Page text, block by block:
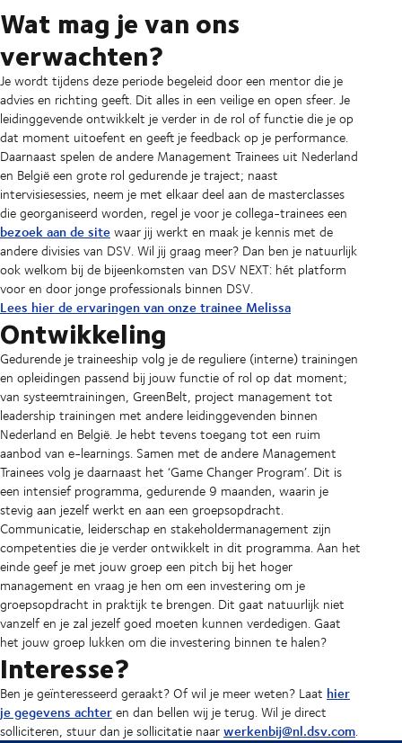
Wat mag je van ons
verwachten?
Je wordt tijdens deze periode begeleid door een mentor die je
advies en richting geeft. Dit alles in een veilige en open sfeer. Je
leidinggevende ontwikkelt je verder in de rol of functie die je op
dat moment uitoefent en geeft je feedback op je performance.
Daarnaast spelen de andere Management Trainees uit Nederland
en België een grote rol gedurende je traject; naast
intervisiesessies, neem je met elkaar deel aan de masterclasses
die georganiseerd worden, regel je voor je collega-trainees een
bezoek aan de sitewaar jij werkt en maak je kennis met de
andere divisies van DSV. Wil jij graag meer? Dan ben je natuurlijk
ook welkom bij de bijeenkomsten van DSV NEXT: hét platform
voor en door jonge professionals binnen DSV.
Lees hier de ervaringen van onze trainee Melissa
Ontwikkeling
Gedurende je traineeship volg je de reguliere (interne) trainingen
en opleidingen passend bij jouw functie of rol op dat moment;
van systeemtrainingen, GreenBelt, project management tot
leadership trainingen met andere leidinggevenden binnen
Nederland en België. Je hebt tevens toegang tot een ruim
aanbod van e-learnings. Samen met de andere Management
Trainees volg je daarnaast het ‘Game Changer Program’. Dit is
een intensief programma, gedurende 9 maanden, waarin je
stevig aan jezelf werkt en aan een groepsopdracht.
Communicatie, leiderschap en stakeholdermanagement zijn
competenties die je verder ontwikkelt in dit programma. Aan het
einde geef je met jouw groep een pitch bij het hoger
management en vraag je hen om een investering om je
groepsopdracht in praktijk te brengen. Dit gaat natuurlijk niet
vanzelf en je zal jezelf goed moeten kunnen verdedigen. Gaat
het jouw groep lukken om die investering binnen te halen?
Interesse?
Ben je geïnteresseerd geraakt? Of wil je meer weten? Laat hier
je gegevens achteren dan bellen wij je terug. Wil je direct
solliciteren, stuur dan je sollicitatie naarwerkenbij@nl.dsv.com.